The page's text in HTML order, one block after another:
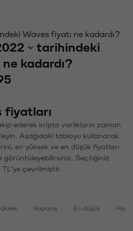
Waves fiyatı ne kadardı?
tarihindeki
kadardı?
fiyatları
ederek kripto varlıkların zaman
Aşağıdaki tabloyu kullanarak
en yüksek ve en düşük fiyatları
görüntüleyebilirsiniz. Seçtiğiniz
çevrilmiştir.
Kapanış En düşük